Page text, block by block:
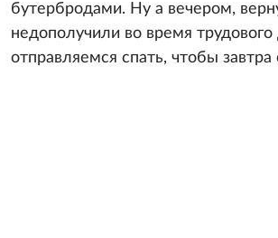
бутербродами. Ну а вечером,
недополучили во время
отправляемся спать, чтобы завтра